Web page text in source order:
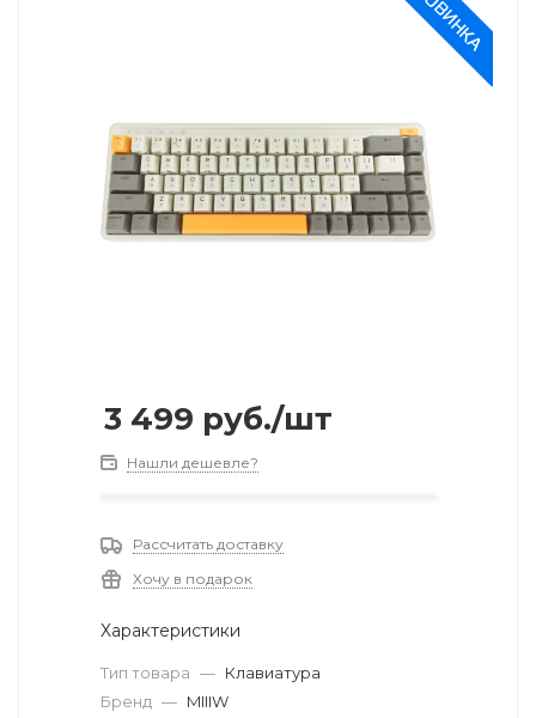
3 499 руб./шт
Нашли дешевле?
Рассчитать доставку
Хочу в подарок
Характеристики
Тип товара — Клавиатура
Бренд — MIIIW